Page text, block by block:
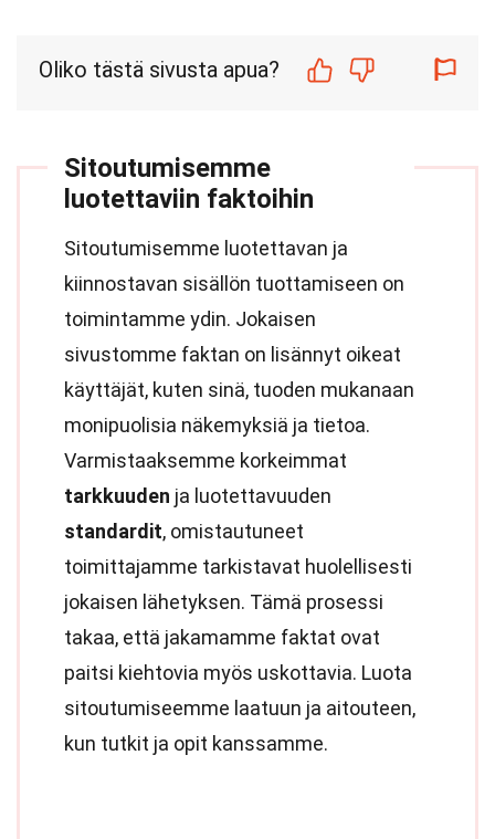
Oliko tästä sivusta apua?
Sitoutumisemme
luotettaviin faktoihin
Sitoutumisemme luotettavan ja
kiinnostavan sisällön tuottamiseen on
toimintamme ydin. Jokaisen
sivustomme faktan on lisännyt oikeat
käyttäjät, kuten sinä, tuoden mukanaan
monipuolisia näkemyksiä ja tietoa.
Varmistaaksemme korkeimmat
tarkkuuden ja luotettavuuden
standardit, omistautuneet
toimittajamme tarkistavat huolellisesti
jokaisen lähetyksen. Tämä prosessi
takaa, että jakamamme faktat ovat
paitsi kiehtovia myös uskottavia. Luota
sitoutumiseemme laatuun ja aitouteen,
kun tutkit ja opit kanssamme.